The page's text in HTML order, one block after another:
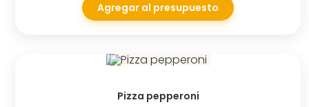
Agregar al presupuesto
Pizza pepperoni